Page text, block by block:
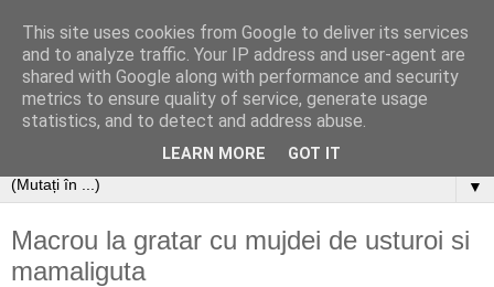
▼
Macrou la gratar cu mujdei de usturoi si
mamaliguta
This site uses cookies from Google to deliver its services
and to analyze traffic. Your IP address and user-agent are
shared with Google along with performance and security
metrics to ensure quality of service, generate usage
statistics, and to detect and address abuse.
LEARN MORE GOT IT